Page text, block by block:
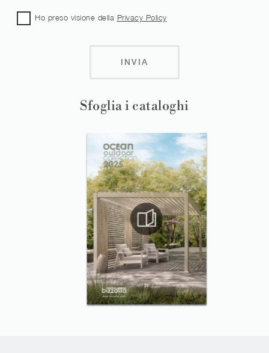
Sfoglia i cataloghi
Ho preso visione della Privacy Policy
INVIA